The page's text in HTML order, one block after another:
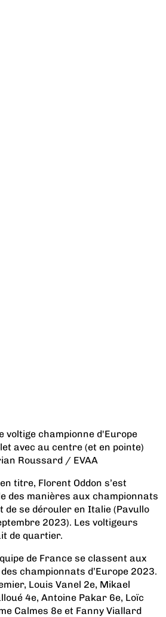
voltige championne d'Europe
avec au centre (et en pointe)
Roussard / EVAA
titre, Florent Oddon s’est
des manières aux championnats
de se dérouler en Italie (Pavullo
2023). Les voltigeurs
de quartier.
de France se classent aux
championnats d’Europe 2023.
Louis Vanel 2e, Mikael
4e, Antoine Pakar 6e, Loïc
Calmes 8e et Fanny Viallard